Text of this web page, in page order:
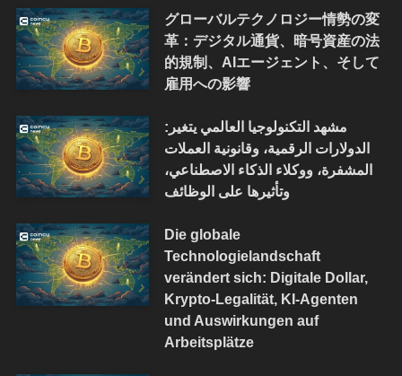
グローバルテクノロジー情勢の変
革：デジタル通貨、暗号資産の法
的規制、AIエージェント、そして
雇用への影響
مشهد التكنولوجيا العالمي يتغير:
الدولارات الرقمية، وقانونية العملات
المشفرة، ووكلاء الذكاء الاصطناعي،
وتأثيرها على الوظائف
Die globale
Technologielandschaft
verändert sich: Digitale Dollar,
Krypto-Legalität, KI-Agenten
und Auswirkungen auf
Arbeitsplätze